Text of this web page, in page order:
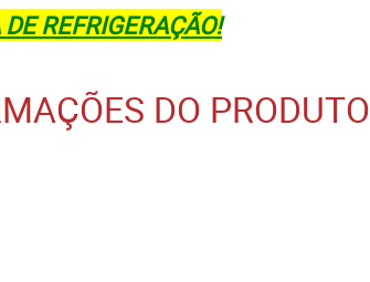
REFRIGERAÇÃO!
DO PRODUTO